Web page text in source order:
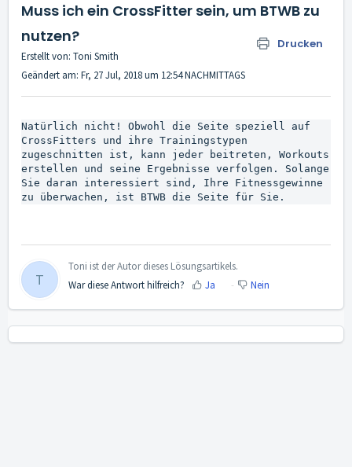
Muss ich ein CrossFitter sein, um BTWB zu
nutzen?
Drucken
Erstellt von: Toni Smith
Geändert am: Fr, 27 Jul, 2018 um 12:54 NACHMITTAGS
Natürlich nicht! Obwohl die Seite speziell auf
CrossFitters und ihre Trainingstypen
zugeschnitten ist, kann jeder beitreten, Workouts
erstellen und seine Ergebnisse verfolgen. Solange
Sie daran interessiert sind, Ihre Fitnessgewinne
zu überwachen, ist BTWB die Seite für Sie.
T
Toni ist der Autor dieses Lösungsartikels.
War diese Antwort hilfreich?
Ja Nein